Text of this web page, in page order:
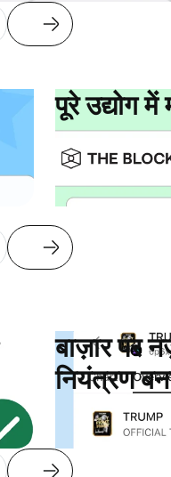
पूरे उद्योग में
बाज़ार पर
नियंत्रण